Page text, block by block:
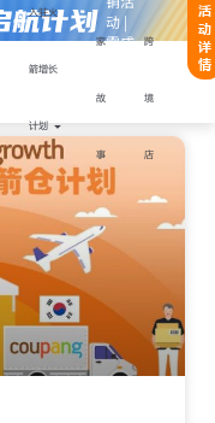
动 |
零成
活
动
详
情
入驻火
箭增长
计划
家
故
事
跨
境
店
还未准备好，需要咨询
已经准备好材料，前
讯